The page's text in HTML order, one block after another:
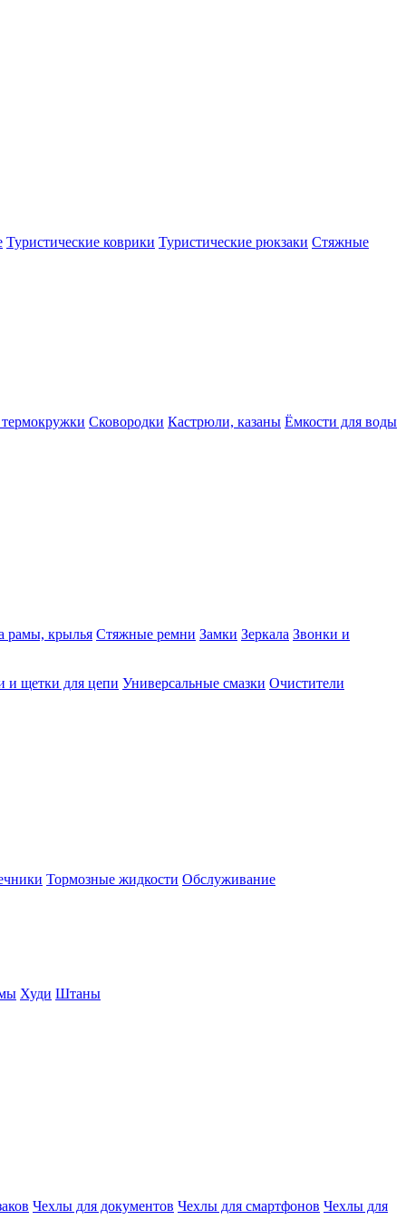
Туристические коврики Туристические рюкзаки Стяжные
Сковородки Кастрюли, казаны Ёмкости для воды
рамы, крылья Стяжные ремни Замки Зеркала Звонки и
и щетки для цепи Универсальные смазки Очистители
Тормозные жидкости Обслуживание
Худи Штаны
Чехлы для документов Чехлы для смартфонов Чехлы для